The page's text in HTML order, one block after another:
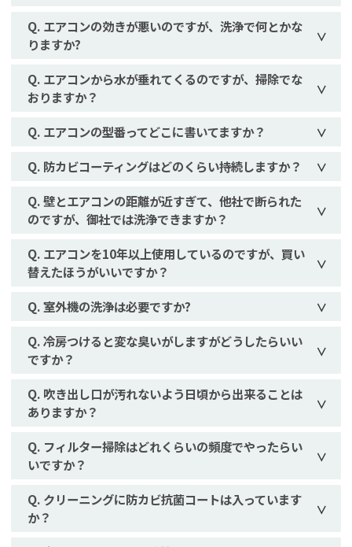
エアコンの効きが悪いのですが、洗浄で何とかな
りますか?
エアコンから水が垂れてくるのですが、掃除でな
おりますか？
エアコンの型番ってどこに書いてますか？
防カビコーティングはどのくらい持続しますか？
壁とエアコンの距離が近すぎて、他社で断られた
のですが、御社では洗浄できますか？
エアコンを10年以上使用しているのですが、買い
替えたほうがいいですか？
室外機の洗浄は必要ですか?
冷房つけると変な臭いがしますがどうしたらいい
ですか？
吹き出し口が汚れないよう日頃から出来ることは
ありますか？
フィルター掃除はどれくらいの頻度でやったらい
いですか？
クリーニングに防カビ抗菌コートは入っています
か？